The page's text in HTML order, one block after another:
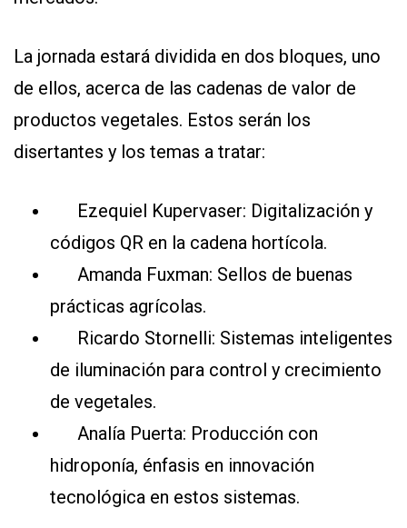
La jornada estará dividida en dos bloques, uno
de ellos, acerca de las cadenas de valor de
productos vegetales. Estos serán los
disertantes y los temas a tratar:
Ezequiel Kupervaser: Digitalización y
códigos QR en la cadena hortícola.
Amanda Fuxman: Sellos de buenas
prácticas agrícolas.
Ricardo Stornelli: Sistemas inteligentes
de iluminación para control y crecimiento
de vegetales.
Analía Puerta: Producción con
hidroponía, énfasis en innovación
tecnológica en estos sistemas.